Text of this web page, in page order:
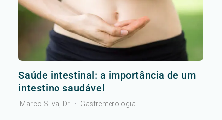
Saúde intestinal: a importância de um
intestino saudável
Marco Silva, Dr. • Gastrenterologia